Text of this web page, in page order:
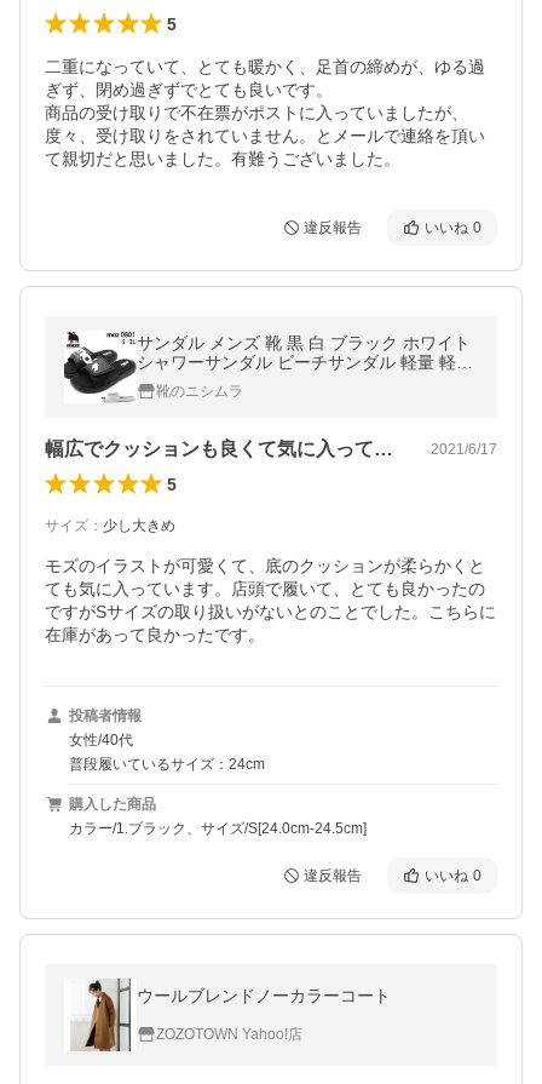
5
二重になっていて、とても暖かく、足首の締めが、ゆる過
ぎず、閉め過ぎずでとても良いです。
商品の受け取りで不在票がポストに入っていましたが、
度々、受け取りをされていません。とメールで連絡を頂い
て親切だと思いました。有難うございました。
違反報告 いいね 0
サンダル メンズ 靴 黒 白 ブラック ホワイト
シャワーサンダル ビーチサンダル 軽量 軽い
マジックテープ おしゃれ モズ moz 0801
靴のニシムラ
幅広でクッションも良くて気に入っています 2021/6/17
5
サイズ ： 少し大きめ
モズのイラストが可愛くて、底のクッションが柔らかくと
ても気に入っています。店頭で履いて、とても良かったの
ですがSサイズの取り扱いがないとのことでした。こちらに
在庫があって良かったです。
投稿者情報
女性/40代
普段履いているサイズ：24cm
購入した商品
カラー/1.ブラック、サイズ/S[24.0cm-24.5cm]
違反報告 いいね 0
ウールブレンドノーカラーコート
ZOZOTOWN Yahoo!店